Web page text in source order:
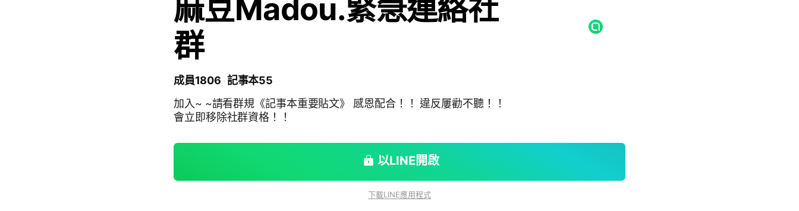
麻豆Madou.緊急連絡社
群
成員1806 記事本55
加入~ ~請看群規《記事本重要貼文》 感恩配合！！ 違反屢勸不聽！！
會立即移除社群資格！！
以LINE開啟
下載LINE應用程式